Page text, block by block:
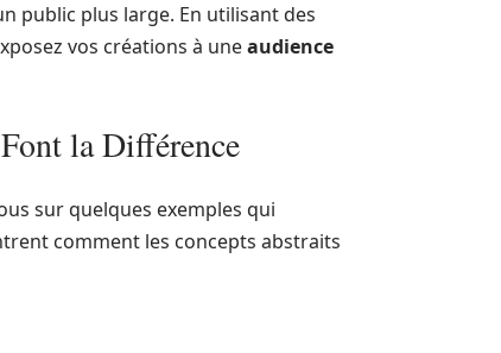
public plus large. En utilisant des
vos créations à uneaudience
la Différence
sur quelques exemples qui
comment les concepts abstraits